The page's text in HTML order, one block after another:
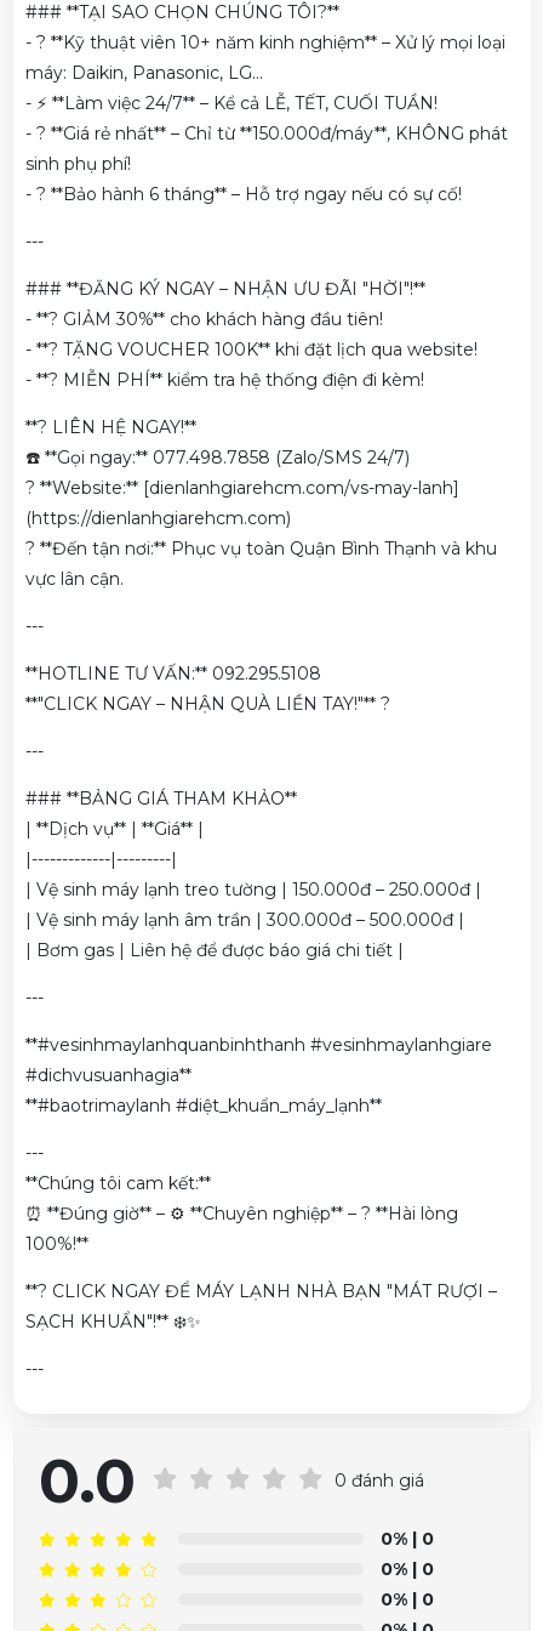
### **TẠI SAO CHỌN CHÚNG TÔI?**
- ? **Kỹ thuật viên 10+ năm kinh nghiệm** – Xử lý mọi loại
máy: Daikin, Panasonic, LG...
- ⚡ **Làm việc 24/7** – Kể cả LỄ, TẾT, CUỐI TUẦN!
- ? **Giá rẻ nhất** – Chỉ từ **150.000đ/máy**, KHÔNG phát
sinh phụ phí!
- ?️ **Bảo hành 6 tháng** – Hỗ trợ ngay nếu có sự cố!
---
### **ĐĂNG KÝ NGAY – NHẬN ƯU ĐÃI "HỜI"!**
- **? GIẢM 30%** cho khách hàng đầu tiên!
- **? TẶNG VOUCHER 100K** khi đặt lịch qua website!
- **? MIỄN PHÍ** kiểm tra hệ thống điện đi kèm!
**? LIÊN HỆ NGAY!**
☎️ **Gọi ngay:** 077.498.7858 (Zalo/SMS 24/7)
? **Website:** [dienlanhgiarehcm.com/vs-may-lanh]
(https://dienlanhgiarehcm.com)
? **Đến tận nơi:** Phục vụ toàn Quận Bình Thạnh và khu
vực lân cận.
---
**HOTLINE TƯ VẤN:** 092.295.5108
**"CLICK NGAY – NHẬN QUÀ LIỀN TAY!"** ?
---
### **BẢNG GIÁ THAM KHẢO**
| **Dịch vụ** | **Giá** |
|-------------|---------|
| Vệ sinh máy lạnh treo tường | 150.000đ – 250.000đ |
| Vệ sinh máy lạnh âm trần | 300.000đ – 500.000đ |
| Bơm gas | Liên hệ để được báo giá chi tiết |
---
**#vesinhmaylanhquanbinhthanh #vesinhmaylanhgiare
#dichvusuanhagia**
**#baotrimaylanh #diệt_khuẩn_máy_lạnh**
---
**Chúng tôi cam kết:**
⏰ **Đúng giờ** – ⚙️ **Chuyên nghiệp** – ? **Hài lòng
100%!**
**? CLICK NGAY ĐỂ MÁY LẠNH NHÀ BẠN "MÁT RƯỢI –
SẠCH KHUẨN"!** ❄️✨
---
0.0 0 đánh giá
0% | 0
0% | 0
0% | 0
Phạm Trâm vừa đặt mua
Vệ Sinh Máy Lạnh Quận Bình
Thạnh